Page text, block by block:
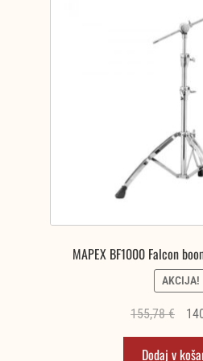
MAPEX BF1000 Falcon
AKCIJA!
155,78€
cena
je
Dodaj v